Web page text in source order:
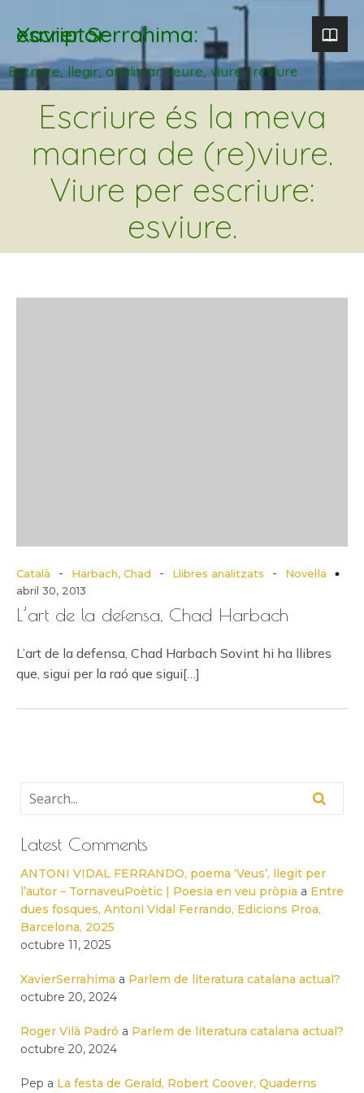
Xavier Serrahima: escriptor
Escriure, llegir, analitzar. veure, viure i reviure
Escriure és la meva
manera de (re)viure.
Viure per escriure:
esviure.
Català - Harbach, Chad - Llibres analitzats -
Novel·la
abril 30, 2013
L’art de la defensa, Chad Harbach
L’art de la defensa, Chad Harbach Sovint hi ha llibres
que, sigui per la raó que sigui[…]
Latest Comments
ANTONI VIDAL FERRANDO, poema ‘Veus’, llegit per
l’autor – TornaveuPoètic | Poesia en veu pròpia a Entre
dues fosques, Antoni Vidal Ferrando, Edicions Proa,
Barcelona, 2025
octubre 11, 2025
XavierSerrahima a Parlem de literatura catalana actual?
octubre 20, 2024
Roger Vilà Padró a Parlem de literatura catalana actual?
octubre 20, 2024
Pep a La festa de Gerald, Robert Coover, Quaderns